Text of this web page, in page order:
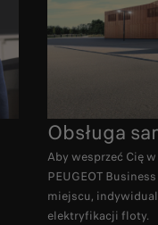
Obsługa
Aby wesprzeć Cię
PEUGEOT
miejscu,
elektryfikacji floty.